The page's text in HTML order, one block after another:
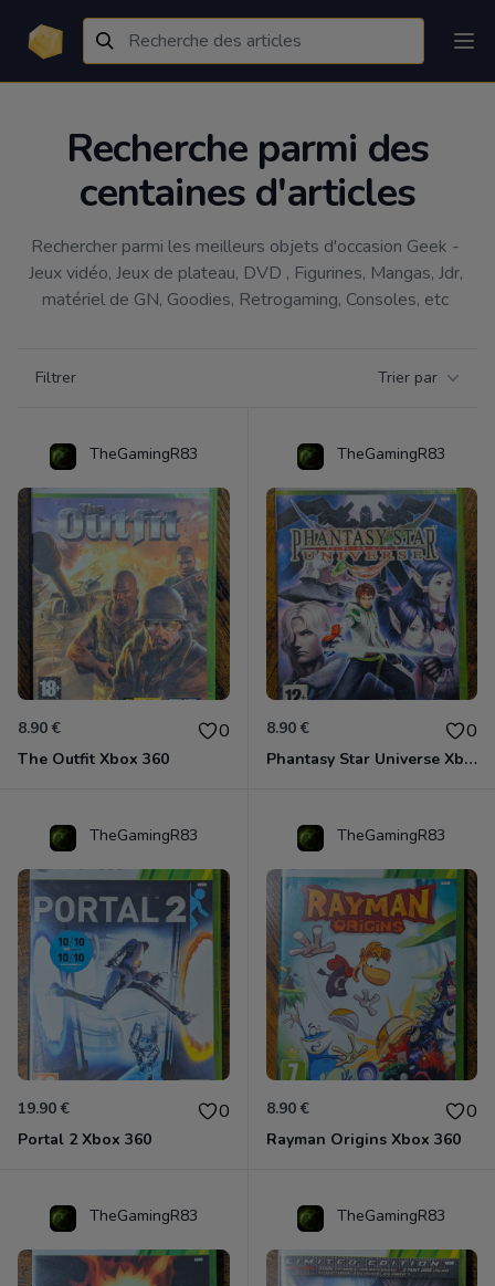
Recherche parmi des
centaines d'articles
Rechercher parmi les meilleurs objets d'occasion Geek -
Jeux vidéo, Jeux de plateau, DVD , Figurines, Mangas, Jdr,
matériel de GN, Goodies, Retrogaming, Consoles, etc
Filtrer Trier par
TheGamingR83
8.90 € 0
The Outfit Xbox 360
TheGamingR83
8.90 € 0
Phantasy Star Universe Xbox 360
TheGamingR83
19.90 € 0
Portal 2 Xbox 360
TheGamingR83
8.90 € 0
Rayman Origins Xbox 360
TheGamingR83 TheGamingR83